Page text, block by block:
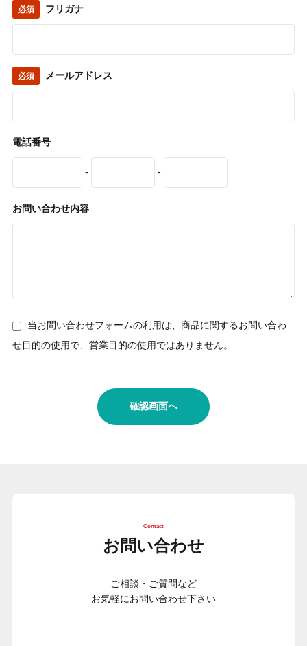
必須 フリガナ
必須 メールアドレス
電話番号
- -
お問い合わせ内容
当お問い合わせフォームの利用は、商品に関するお問い合わ
せ目的の使用で、営業目的の使用ではありません。
Contact
お問い合わせ
ご相談・ご質問など
お気軽にお問い合わせ下さい